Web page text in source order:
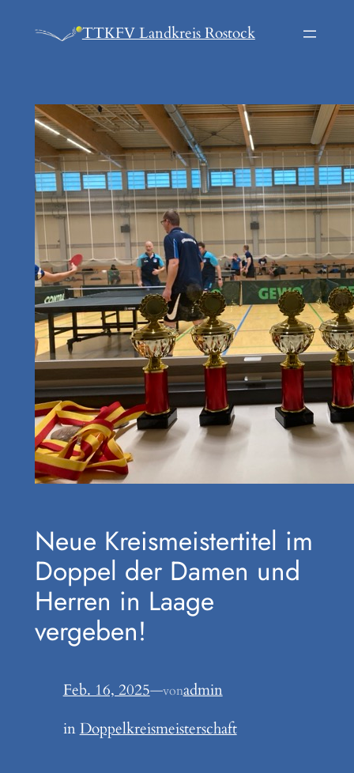
Inhalt
TTKFV Landkreis Rostock
Neue Kreismeistertitel im
Doppel der Damen und
Herren in Laage
vergeben!
Feb. 16, 2025—vonadmin
inDoppelkreismeisterschaft